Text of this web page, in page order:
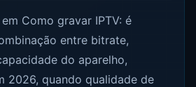
Como gravar IPTV: é
entre bitrate,
do aparelho,
2026, quando qualidade de